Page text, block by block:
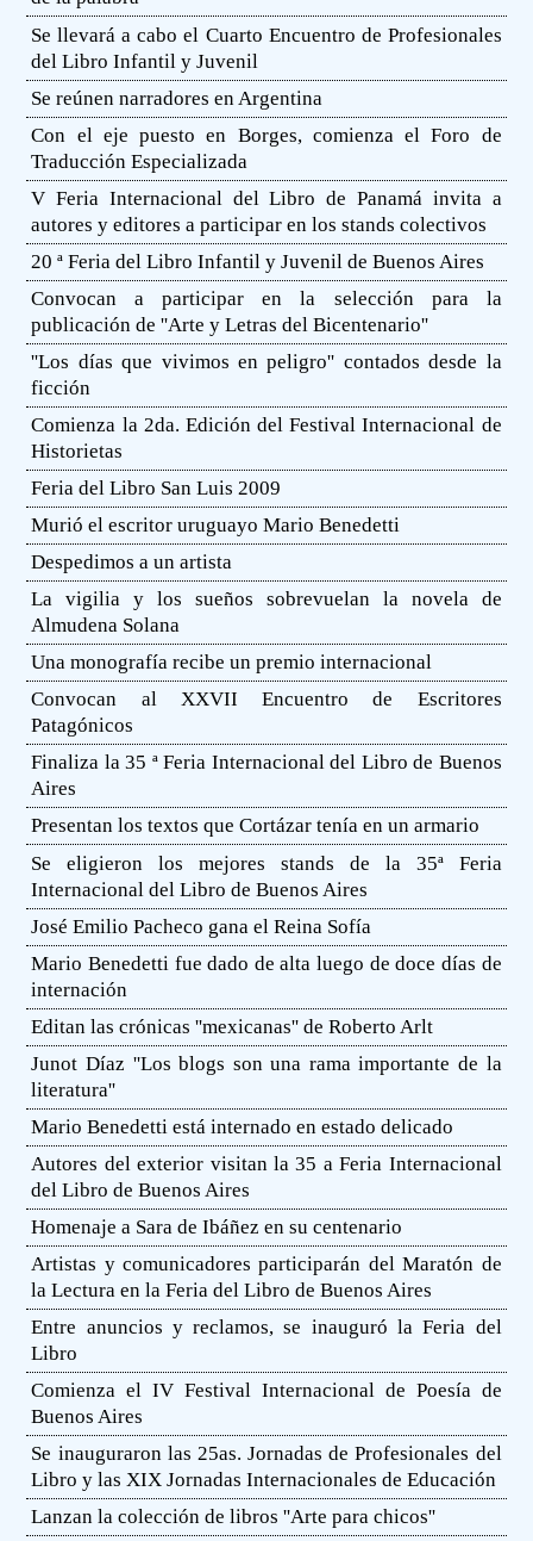
Se llevará a cabo el Cuarto Encuentro de Profesionales
del Libro Infantil y Juvenil
Se reúnen narradores en Argentina
Con el eje puesto en Borges, comienza el Foro de
Traducción Especializada
V Feria Internacional del Libro de Panamá invita a
autores y editores a participar en los stands colectivos
20 ª Feria del Libro Infantil y Juvenil de Buenos Aires
Convocan a participar en la selección para la
publicación de ''Arte y Letras del Bicentenario''
''Los días que vivimos en peligro'' contados desde la
ficción
Comienza la 2da. Edición del Festival Internacional de
Historietas
Feria del Libro San Luis 2009
Murió el escritor uruguayo Mario Benedetti
Despedimos a un artista
La vigilia y los sueños sobrevuelan la novela de
Almudena Solana
Una monografía recibe un premio internacional
Convocan al XXVII Encuentro de Escritores
Patagónicos
Finaliza la 35 ª Feria Internacional del Libro de Buenos
Aires
Presentan los textos que Cortázar tenía en un armario
Se eligieron los mejores stands de la 35ª Feria
Internacional del Libro de Buenos Aires
José Emilio Pacheco gana el Reina Sofía
Mario Benedetti fue dado de alta luego de doce días de
internación
Editan las crónicas ''mexicanas'' de Roberto Arlt
Junot Díaz ''Los blogs son una rama importante de la
literatura''
Mario Benedetti está internado en estado delicado
Autores del exterior visitan la 35 a Feria Internacional
del Libro de Buenos Aires
Homenaje a Sara de Ibáñez en su centenario
Artistas y comunicadores participarán del Maratón de
la Lectura en la Feria del Libro de Buenos Aires
Entre anuncios y reclamos, se inauguró la Feria del
Libro
Comienza el IV Festival Internacional de Poesía de
Buenos Aires
Se inauguraron las 25as. Jornadas de Profesionales del
Libro y las XIX Jornadas Internacionales de Educación
Lanzan la colección de libros ''Arte para chicos''